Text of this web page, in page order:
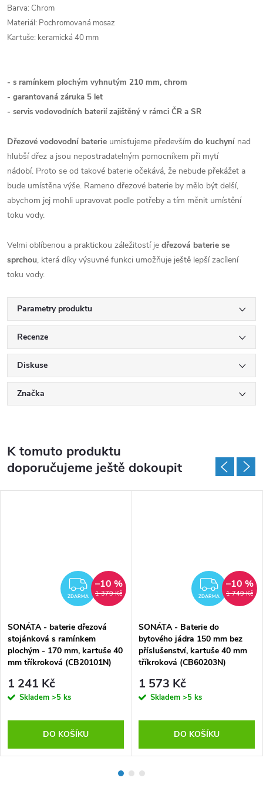
Barva: Chrom
Materiál: Pochromovaná mosaz
Kartuše: keramická 40 mm
- s ramínkem plochým vyhnutým 210 mm, chrom
- garantovaná záruka 5 let
- servis vodovodních baterií zajištěný v rámci ČR a SR
Dřezové vodovodní baterie umisťujeme především do kuchyní nad
hlubší dřez a jsou nepostradatelným pomocníkem při mytí
nádobí. Proto se od takové baterie očekává, že nebude překážet a
bude umístěna výše. Rameno dřezové baterie by mělo být delší,
abychom jej mohli upravovat podle potřeby a tím měnit umístění
toku vody.
Velmi oblíbenou a praktickou záležitostí je dřezová baterie se
sprchou, která díky výsuvné funkci umožňuje ještě lepší zacílení
toku vody.
Parametry produktu
Recenze
Diskuse
Značka
K tomuto produktu
doporučujeme ještě dokoupit
ZDARMA
ZDARMA 1 379 Kč
–10 %
SONÁTA - baterie dřezová
stojánková s ramínkem
plochým - 170 mm, kartuše 40
mm tříkroková (CB20101N)
1 241 Kč
Skladem >5 ks
DO KOŠÍKU
ZDARMA 1 749 Kč
–10 %
SONÁTA - Baterie do
bytového jádra 150 mm bez
příslušenství, kartuše 40 mm
tříkroková (CB60203N)
1 573 Kč
Skladem >5 ks
DO KOŠÍKU